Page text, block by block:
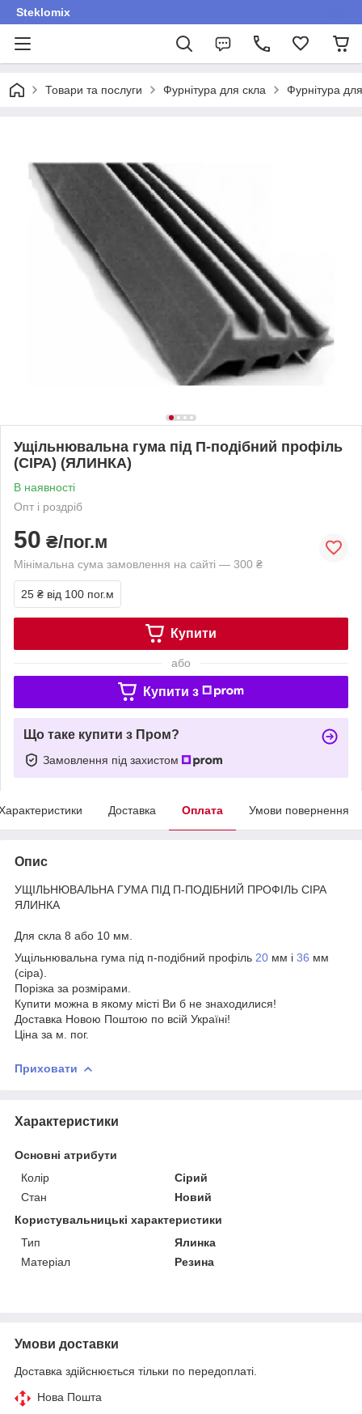
Steklomix
Товари та послуги Фурнітура для скла Фурнітура
Ущільнювальна гума під П-подібний профіль
(СІРА) (ЯЛИНКА)
В наявності
Опт і роздріб
50 ₴/пог.м
Мінімальна сума замовлення на сайті — 300 ₴
25 ₴ від 100 пог.м
Купити
або
Купити з
Що таке купити з Пром?
Замовлення під захистом
Доставка Оплата Умови повернення
Опис
УЩІЛЬНЮВАЛЬНА ГУМА ПІД П-ПОДІБНИЙ ПРОФІЛЬ СІРА
ЯЛИНКА
Для скла 8 або 10 мм.
Ущільнювальна гума під п-подібний профіль 20 мм і 36 мм
(сіра).
Порізка за розмірами.
Купити можна в якому місті Ви б не знаходилися!
Доставка Новою Поштою по всій Україні!
Ціна за м. пог.
Приховати
Характеристики
Основні атрибути
Колір
Сірий
Стан
Новий
Користувальницькі характеристики
Тип
Ялинка
Матеріал
Резина
Умови доставки
Доставка здійснюється тільки по передоплаті.
Нова Пошта